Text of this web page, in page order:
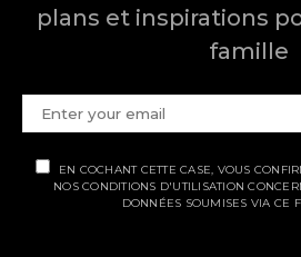
plans et inspirations
famille
EN COCHANT CETTE CASE, VOUS
NOS CONDITIONS D'UTILISATION
DONNÉES SOUMISES VIA CE